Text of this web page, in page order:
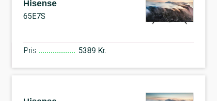
Hisense
65E7S
Pris 5389 Kr.